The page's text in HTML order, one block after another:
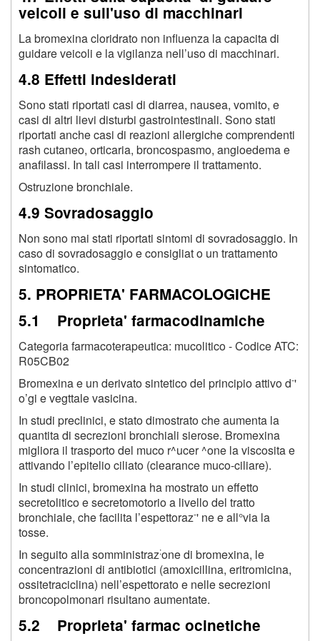
veicoli e sull'uso di macchinari
La bromexina cloridrato non influenza la capacita di
guidare veicoli e la vigilanza nell’uso di macchinari.
4.8 Effetti indesiderati
Sono stati riportati casi di diarrea, nausea, vomito, e
casi di altri lievi disturbi gastrointestinali. Sono stati
riportati anche casi di reazioni allergiche comprendenti
rash cutaneo, orticaria, broncospasmo, angioedema e
anafilassi. In tali casi interrompere il trattamento.
Ostruzione bronchiale.
4.9 Sovradosaggio
Non sono mai stati riportati sintomi di sovradosaggio. In
caso di sovradosaggio e consigliat o un trattamento
sintomatico.
5. PROPRIETA' FARMACOLOGICHE
5.1 Proprieta' farmacodinamiche
Categoria farmacoterapeutica: mucolitico - Codice ATC:
R05CB02
Bromexina e un derivato sintetico del principio attivo d-'
o’gi e vegttale vasicina.
In studi preclinici, e stato dimostrato che aumenta la
quantita di secrezioni bronchiali sierose. Bromexina
migliora il trasporto del muco r^ucer ^one la viscosita e
attivando l’epitelio ciliato (clearance muco-ciliare).
In studi clinici, bromexina ha mostrato un effetto
secretolitico e secretomotorio a livello del tratto
bronchiale, che facilita l’espettoraz-' ne e all°via la
tosse.
In seguito alla somministraz:one di bromexina, le
concentrazioni di antibiotici (amoxicillina, eritromicina,
ossitetraciclina) nell’espettorato e nelle secrezioni
broncopolmonari risultano aumentate.
5.2 Proprieta' farmac ocinetiche